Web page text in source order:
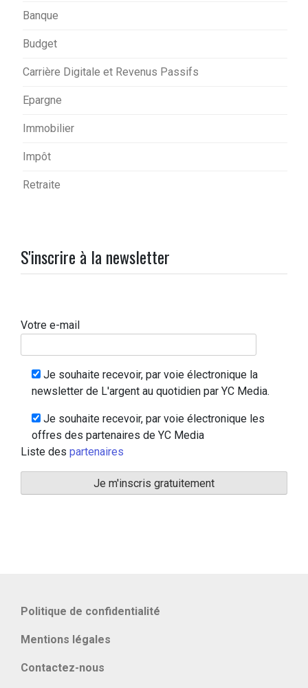
Banque
Budget
Carrière Digitale et Revenus Passifs
Epargne
Immobilier
Impôt
Retraite
S'inscrire à la newsletter
Votre e-mail
Je souhaite recevoir, par voie électronique la
newsletter de L'argent au quotidien par YC Media.
Je souhaite recevoir, par voie électronique les
offres des partenaires de YC Media
Liste des partenaires
Politique de confidentialité
Mentions légales
Contactez-nous